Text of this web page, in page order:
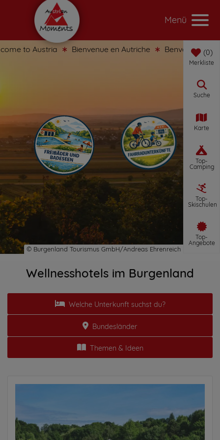
Menü
to Austria Bienvenue en Autriche Benvenuti in 0
Merkliste
Suche
Karte
Top-
Camping
Top-
Skischulen
Top-
Angebote
Wellnesshotels im Burgenland
Welche Unterkunft suchst du?
Bundesländer
Themen & Ideen